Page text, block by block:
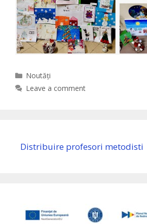
Categories
Noutăți
Leave a comment
Distribuire profesori metodisti